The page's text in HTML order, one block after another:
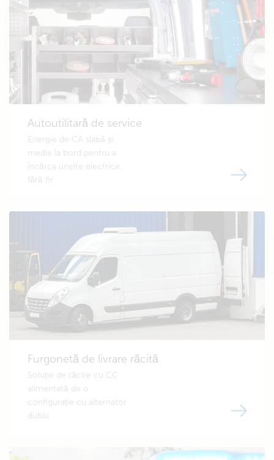
Autoutilitară de service
Energie de CA slabă și
medie la bord pentru a
încărca unelte electrice
fără fir
Furgonetă de livrare răcită
Soluție de răcire cu CC
alimentată de o
configurație cu alternator
dublu